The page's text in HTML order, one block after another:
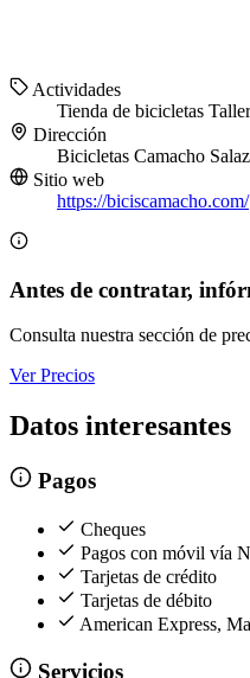
Actividades
Tienda de bicicletas
Dirección
Bicicletas Camacho
Sitio web
https://biciscamacho.com/
Antes de contratar,
Consulta nuestra sección de
Ver Precios
Datos interesantes
Pagos
Cheques
Pagos con móvil vía
Tarjetas de crédito
Tarjetas de débito
American Express,
Servicios